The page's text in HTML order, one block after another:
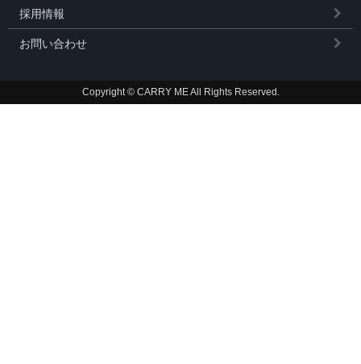
採用情報
お問い合わせ
Copyright © CARRY ME All Rights Reserved.